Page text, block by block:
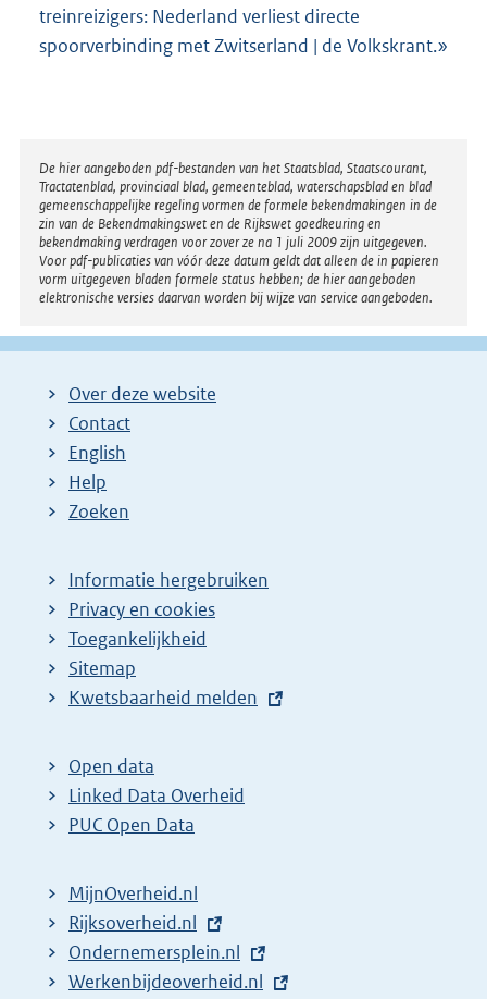
treinreizigers: Nederland verliest directe
spoorverbinding met Zwitserland | de Volkskrant.»
Disclaimer
De hier aangeboden pdf-bestanden van het Staatsblad, Staatscourant,
Tractatenblad, provinciaal blad, gemeenteblad, waterschapsblad en blad
gemeenschappelijke regeling vormen de formele bekendmakingen in de
zin van de Bekendmakingswet en de Rijkswet goedkeuring en
bekendmaking verdragen voor zover ze na 1 juli 2009 zijn uitgegeven.
Voor pdf-publicaties van vóór deze datum geldt dat alleen de in papieren
vorm uitgegeven bladen formele status hebben; de hier aangeboden
elektronische versies daarvan worden bij wijze van service aangeboden.
Over deze website
Contact
English
Help
Zoeken
Informatie hergebruiken
Privacy en cookies
Toegankelijkheid
Sitemap
E
t
e
r
l
i
n
k
Kwetsbaarheid melden
Open data
Linked Data Overheid
PUC Open Data
MijnOverheid.nl
E
x
t
Rijksoverheid.nl
E
x
Ondernemersplein.nl
E
Werkenbijdeoverheid.nl